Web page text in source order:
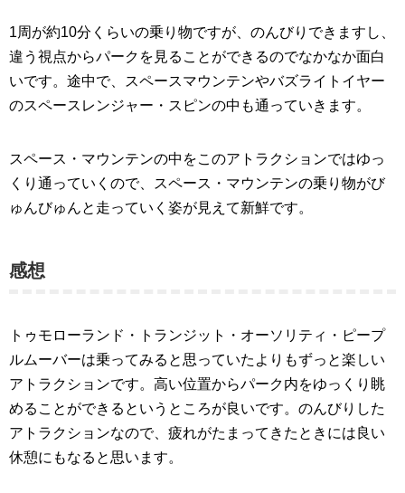
1周が約10分くらいの乗り物ですが、のんびりできますし、
違う視点からパークを見ることができるのでなかなか面白
いです。途中で、スペースマウンテンやバズライトイヤー
のスペースレンジャー・スピンの中も通っていきます。
スペース・マウンテンの中をこのアトラクションではゆっ
くり通っていくので、スペース・マウンテンの乗り物がび
ゅんびゅんと走っていく姿が見えて新鮮です。
感想
トゥモローランド・トランジット・オーソリティ・ピープ
ルムーバーは乗ってみると思っていたよりもずっと楽しい
アトラクションです。高い位置からパーク内をゆっくり眺
めることができるというところが良いです。のんびりした
アトラクションなので、疲れがたまってきたときには良い
休憩にもなると思います。